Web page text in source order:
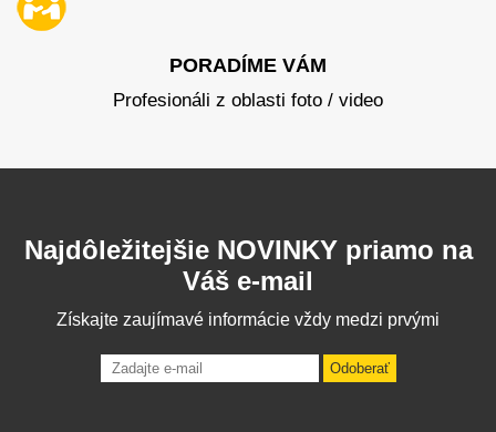
PORADÍME VÁM
Profesionáli z oblasti foto / video
Najdôležitejšie NOVINKY priamo na
Váš e-mail
Získajte zaujímavé informácie vždy medzi prvými
Odoberať